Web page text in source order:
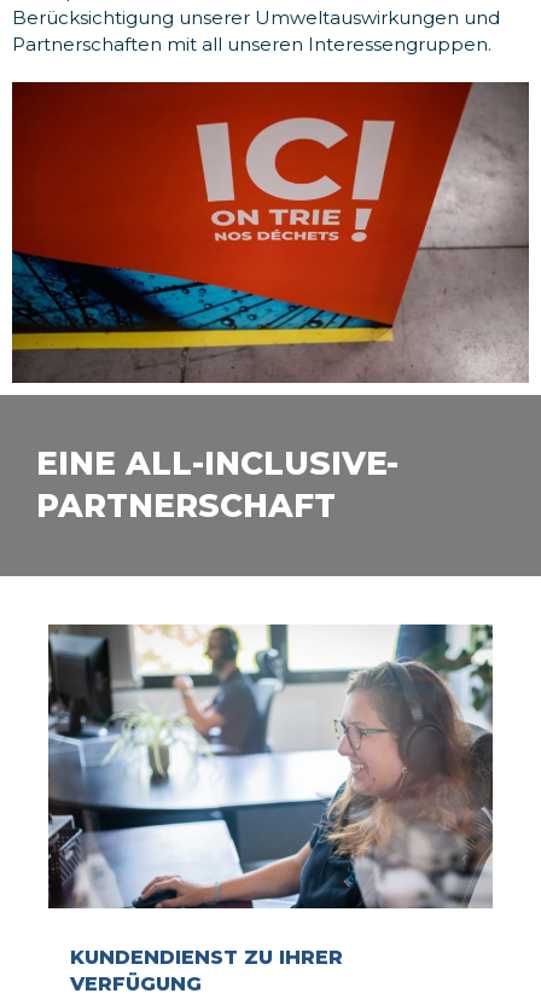
Berücksichtigung unserer Umweltauswirkungen und
Partnerschaften mit all unseren Interessengruppen.
EINE ALL-INCLUSIVE-
PARTNERSCHAFT
VERBUNDENE LÖSUNGEN
Eine IoT-vorbeugende Wartungslösung, die